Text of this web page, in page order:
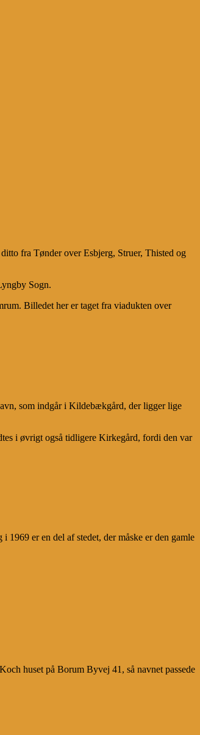
fra Tønder over Esbjerg, Struer, Thisted og
Sogn.
Billedet her er taget fra viadukten over
som indgår i Kildebækgård, der ligger lige
i øvrigt også tidligere Kirkegård, fordi den var
1969 er en del af stedet, der måske er den gamle
huset på Borum Byvej 41, så navnet passede